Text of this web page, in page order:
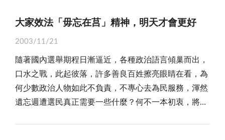
理，媳婦也會把公婆當親生父母奉待，婆媳相處融洽，
家庭必定幸福美滿！我們認為，時代在變，環境跟著不
同；如今，外籍新娘大量溶入我們的生活圈，衍生的問
題愈來愈多，值得大家共同關心；本報擇刊這篇「感恩
的故事」，冀望導正過去偏頗的傳統婆媳關係，期盼
「疼惜媳婦如女兒」的美德能在每個家庭萌芽，有助促
短的「纏訟」過程中，役男們在不確定的因素下，就
學、就業等各方面已經受到相當的影響，可是時至今
擇；我們希望政府部門能真正的關切，重視金馬六十
走私活動。私貨源源不斷上岸，從早期的漁貨、日用
品、蔬果、及牛隻的「海上小額貿易」，在利之所趨的
械。尤其，自試辦「小三通」以來，兩岸交流漸趨熱
絡，取道出入人員日益複雜，不肖之徒夾雜其間，無從
辨識與防範，因此，走私犯罪案件急驟增加，金門還沒
有取代港澳「中轉」的角色，為地方帶來經濟繁榮發
加，國人把大把鈔票花在外國或大陸等旅遊地區，他們
好就望而卻步了。所以顧問們建議：將部隊廢棄營區開
放改建為觀光旅館，的確頗具特色；將金門未來的發展
藍圖，輸入資訊系統內，資料不斷更新，便利觀光客了
解；加強機場、碼頭高品質建設，拓寬進出機場、碼頭
醒了，因為，此不僅壞了金門人的商譽，也影響了金門
其是高粱酒特別是觀光客選購的最愛，此無它，而是金
門高粱酒甘醇味美，品質高貴的關係，因而廣受社會大
眾喜愛，要喝就要喝道地的金門高粱酒，如果在金門旅
遊卻買到不是金門高粱酒，而買到是台灣貨高粱酒或買
大家效法「毋忘在莒」精神，明天才會更好
2003/11/21
隨著國內選舉期程日漸逼近，各種政治語言傾巢而出，
口水之戰，此起彼落，許多善良百姓擦亮眼睛在看，為
何少數政治人物如此不負責，不專心去為民服務，渾然
遺忘週遭選民真正需要一些什麼？何不一本初衷，將寶